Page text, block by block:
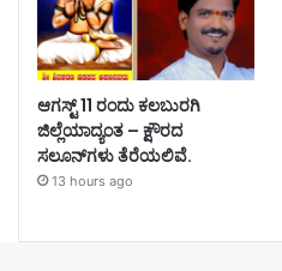
ಆಗಸ್ಟ್ 11 ರಂದು ಕಲಬುರಗಿ
ಜಿಲ್ಲೆಯಾದ್ಯಂತ – ಕ್ಷೌರದ
ಸಲೂನ್‌ಗಳು ತೆರೆಯಲಿವೆ.
13 hours ago